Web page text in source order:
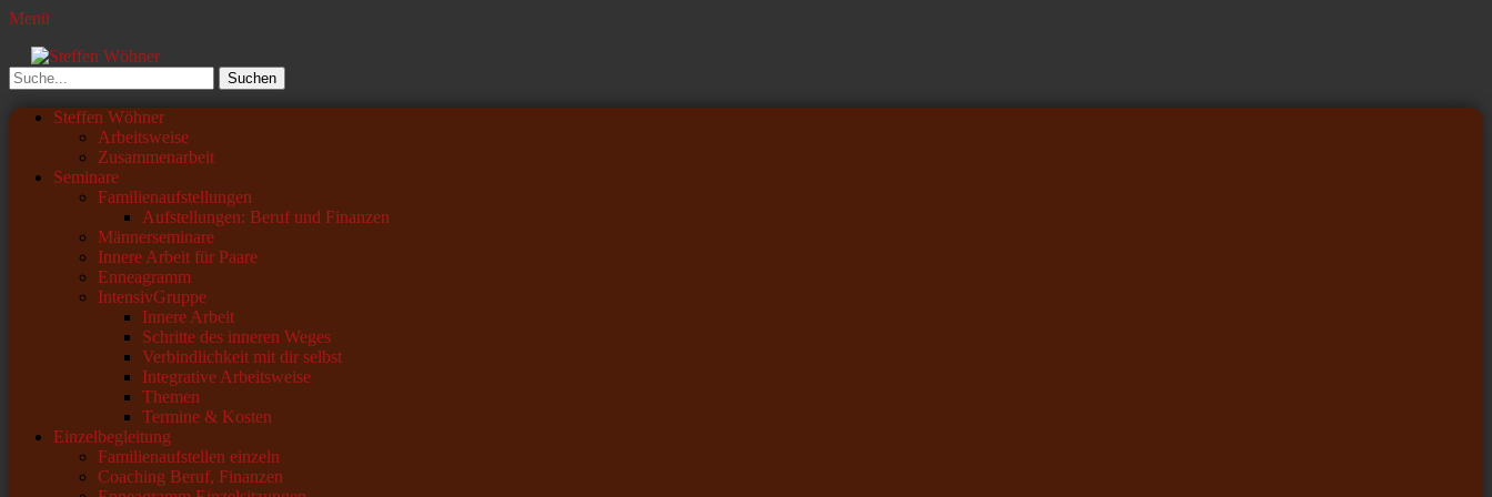
Menü
Steffen Wöhner
Lehrer und Seminarleiter
Suchen
nach:
Primäres
Zum
Steffen Wöhner
Arbeitsweise
Zusammenarbeit
Seminare
Familienaufstellungen
Aufstellungen: Beruf und Finanzen
Männerseminare
Innere Arbeit für Paare
Enneagramm
IntensivGruppe
Innere Arbeit
Schritte des inneren Weges
Verbindlichkeit mit dir selbst
Integrative Arbeitsweise
Themen
Termine & Kosten
Einzelbegleitung
Familienaufstellen einzeln
Coaching Beruf, Finanzen